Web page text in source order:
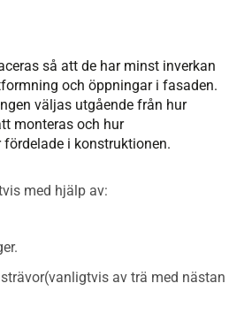
så att de har minst inverkan
och öppningar i fasaden.
väljas utgående från hur
monteras och hur
i konstruktionen.
med hjälp av:
av trä med nästan